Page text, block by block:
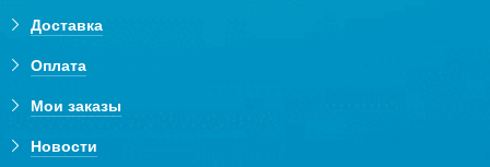
Доставка
Оплата
Мои заказы
Новости